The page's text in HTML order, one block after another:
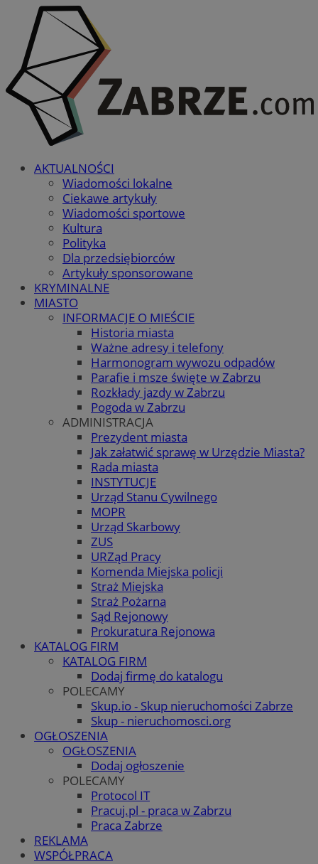
AKTUALNOŚCI
Wiadomości lokalne
Ciekawe artykuły
Wiadomości sportowe
Kultura
Polityka
Dla przedsiębiorców
Artykuły sponsorowane
KRYMINALNE
MIASTO
INFORMACJE O MIEŚCIE
Historia miasta
Ważne adresy i telefony
Harmonogram wywozu odpadów
Parafie i msze święte w Zabrzu
Rozkłady jazdy w Zabrzu
Pogoda w Zabrzu
ADMINISTRACJA
Prezydent miasta
Jak załatwić sprawę w Urzędzie Miasta?
Rada miasta
INSTYTUCJE
Urząd Stanu Cywilnego
MOPR
Urząd Skarbowy
ZUS
URZąd Pracy
Komenda Miejska policji
Straż Miejska
Straż Pożarna
Sąd Rejonowy
Prokuratura Rejonowa
KATALOG FIRM
KATALOG FIRM
Dodaj firmę do katalogu
POLECAMY
Skup.io - Skup nieruchomości Zabrze
Skup - nieruchomosci.org
OGŁOSZENIA
OGŁOSZENIA
Dodaj ogłoszenie
POLECAMY
Protocol IT
Pracuj.pl - praca w Zabrzu
Praca Zabrze
REKLAMA
WSPÓŁPRACA